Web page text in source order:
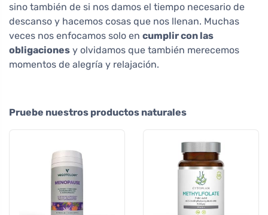
sino también de si nos damos el tiempo necesario de
descanso y hacemos cosas que nos llenan. Muchas
veces nos enfocamos solo en cumplir con las
obligaciones y olvidamos que también merecemos
momentos de alegría y relajación.
Pruebe nuestros productos naturales